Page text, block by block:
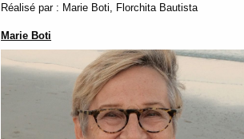
Réalisé par : Marie Boti, Florchita Bautista
Marie Boti